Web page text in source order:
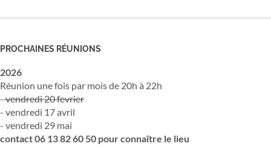
PROCHAINES RÉUNIONS
2026
Réunion une fois par mois de 20h à 22h
-vendredi 20 fevrier
- vendredi 17 avril
- vendredi 29 mai
contact 06 13 82 60 50 pour connaître le lieu